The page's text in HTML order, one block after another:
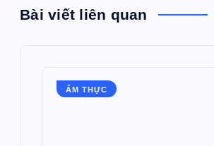
Bài viết liên quan
ẨM THỰC